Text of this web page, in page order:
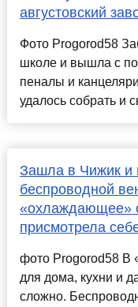
августовский
Фото Progorod58
школе и вышла с
пеналы и
удалось собрать и
Зашла в Чижик и
беспроводной
«охлаждающее»
присмотрела
фото Progorod58 В
для дома, кухни и
сложно.